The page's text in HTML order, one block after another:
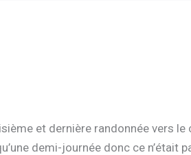
et dernière randonnée vers
demi-journée donc ce